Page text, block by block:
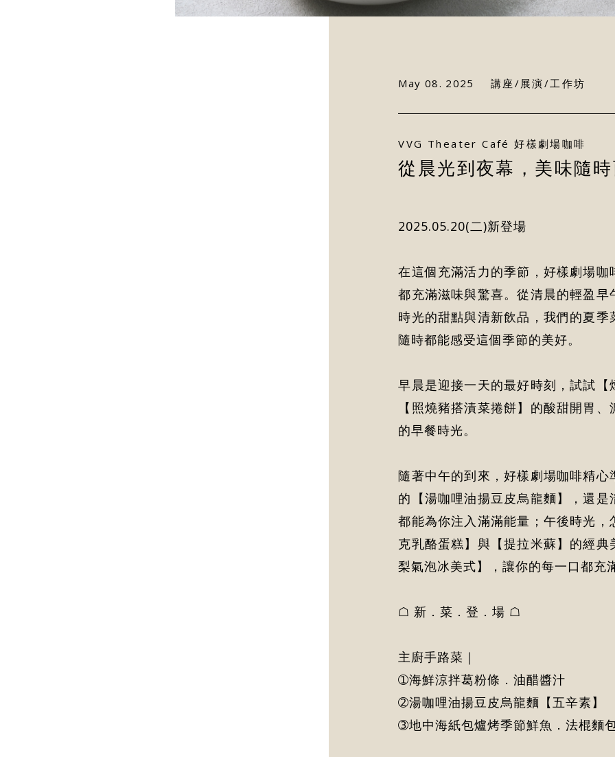
May 08. 2025 講座/展演/工作坊
VVG Theater Café 好樣劇場咖啡
從晨光到夜幕，美味隨
2025.05.20(二)新登場
在這個充滿活力的季節，好樣劇場
都充滿滋味與驚喜。從清晨的輕盈
時光的甜點與清新飲品，我們的夏
隨時都能感受這個季節的美好。
早晨是迎接一天的最好時刻，試試
【照燒豬搭漬菜捲餅】的酸甜開胃
的早餐時光。
隨著中午的到來，好樣劇場咖啡精
的【湯咖哩油揚豆皮烏龍麵】，還是
都能為你注入滿滿能量；午後時光
克乳酪蛋糕】與【提拉米蘇】的經
梨氣泡冰美式】，讓你的每一口都充
☖ 新．菜．登．場 ☖
主廚手路菜｜
➀海鮮涼拌葛粉條．油醋醬汁
➁湯咖哩油揚豆皮烏龍麵【五辛素】
➂地中海紙包爐烤季節鮮魚．法棍麵